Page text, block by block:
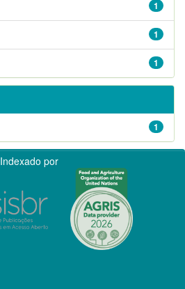
1
1
1
1
Indexado por